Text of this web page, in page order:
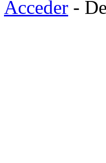
Acceder -